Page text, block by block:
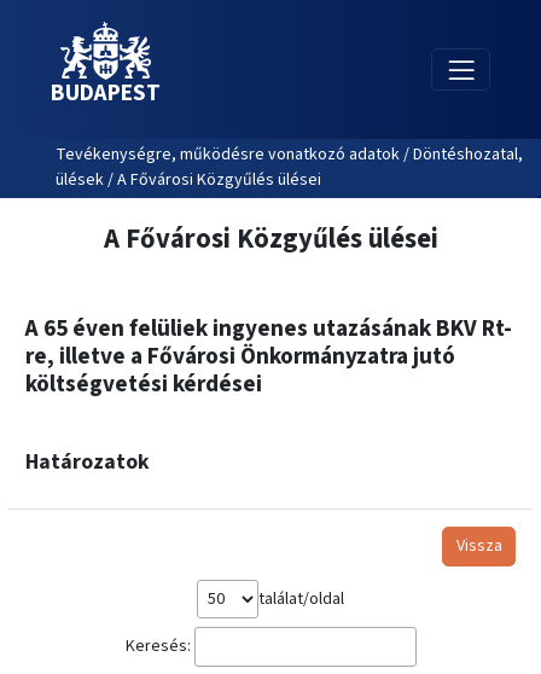
BUDAPEST
Tevékenységre, működésre vonatkozó adatok / Döntéshozatal,
ülések / A Fővárosi Közgyűlés ülései
A Fővárosi Közgyűlés ülései
A 65 éven felüliek ingyenes utazásának BKV Rt-
re, illetve a Fővárosi Önkormányzatra jutó
költségvetési kérdései
Határozatok
Vissza
találat/oldal
Keresés: